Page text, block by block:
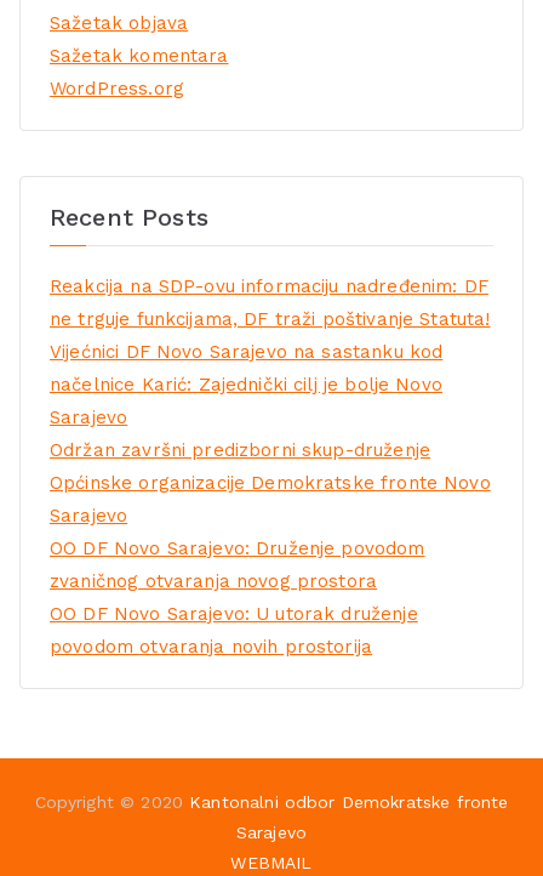
Sažetak objava
Sažetak komentara
WordPress.org
Recent Posts
Reakcija na SDP-ovu informaciju nadređenim: DF
ne trguje funkcijama, DF traži poštivanje Statuta!
Vijećnici DF Novo Sarajevo na sastanku kod
načelnice Karić: Zajednički cilj je bolje Novo
Sarajevo
Održan završni predizborni skup-druženje
Općinske organizacije Demokratske fronte Novo
Sarajevo
OO DF Novo Sarajevo: Druženje povodom
zvaničnog otvaranja novog prostora
OO DF Novo Sarajevo: U utorak druženje
povodom otvaranja novih prostorija
Copyright © 2020 Kantonalni odbor Demokratske fronte
Sarajevo
WEBMAIL